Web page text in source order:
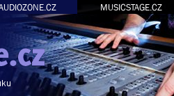
MUSICSTAGE.CZ